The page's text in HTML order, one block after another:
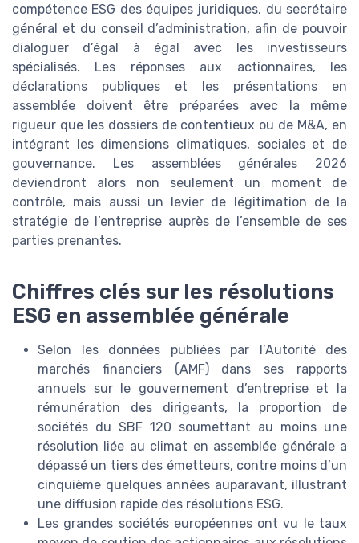
compétence ESG des équipes juridiques, du secrétaire
général et du conseil d’administration, afin de pouvoir
dialoguer d’égal à égal avec les investisseurs
spécialisés. Les réponses aux actionnaires, les
déclarations publiques et les présentations en
assemblée doivent être préparées avec la même
rigueur que les dossiers de contentieux ou de M&A, en
intégrant les dimensions climatiques, sociales et de
gouvernance. Les assemblées générales 2026
deviendront alors non seulement un moment de
contrôle, mais aussi un levier de légitimation de la
stratégie de l’entreprise auprès de l’ensemble de ses
parties prenantes.
Chiffres clés sur les résolutions
ESG en assemblée générale
Selon les données publiées par l’Autorité des
marchés financiers (AMF) dans ses rapports
annuels sur le gouvernement d’entreprise et la
rémunération des dirigeants, la proportion de
sociétés du SBF 120 soumettant au moins une
résolution liée au climat en assemblée générale a
dépassé un tiers des émetteurs, contre moins d’un
cinquième quelques années auparavant, illustrant
une diffusion rapide des résolutions ESG.
Les grandes sociétés européennes ont vu le taux